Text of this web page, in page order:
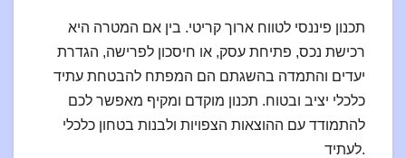
תכנון פיננסי לטווח ארוך קריטי. בין אם המטרה היא
רכישת נכס, פתיחת עסק, או חיסכון לפרישה, הגדרת
יעדים והתמדה בהשגתם הם המפתח להבטחת עתיד
כלכלי יציב ובטוח. תכנון מוקדם ומקיף מאפשר לכם
להתמודד עם ההוצאות הצפויות ולבנות בטחון כלכלי
לעתיד.